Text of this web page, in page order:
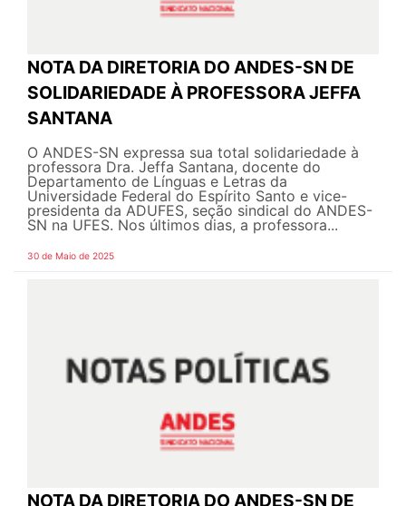
NOTA DA DIRETORIA DO ANDES-SN DE
SOLIDARIEDADE À PROFESSORA JEFFA
SANTANA
O ANDES-SN expressa sua total solidariedade à
professora Dra. Jeffa Santana, docente do
Departamento de Línguas e Letras da
Universidade Federal do Espírito Santo e vice-
presidenta da ADUFES, seção sindical do ANDES-
SN na UFES. Nos últimos dias, a professora...
30 de Maio de 2025
NOTA DA DIRETORIA DO ANDES-SN DE